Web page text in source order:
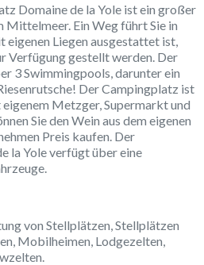
Domaine de la Yole ist ein großer
Mittelmeer. Ein Weg führt Sie in
eigenen Liegen ausgestattet ist,
Verfügung gestellt werden. Der
3 Swimmingpools, darunter ein
Der Campingplatz ist
Metzger, Supermarkt und
Sie den Wein aus dem eigenen
Preis kaufen. Der
la Yole verfügt über eine
von Stellplätzen, Stellplätzen
Mobilheimen, Lodgezelten,